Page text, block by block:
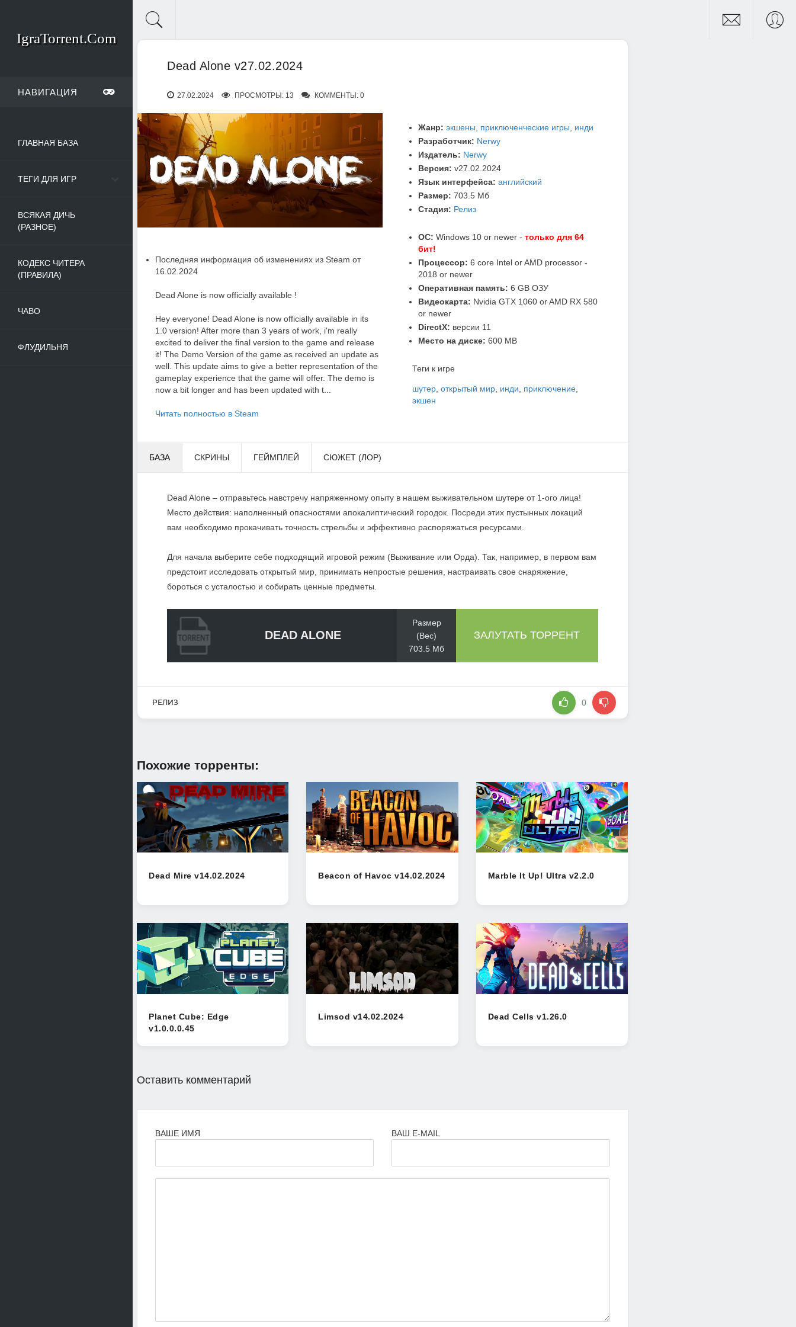
IgraTorrent.Com
НАВИГАЦИЯ
ГЛАВНАЯ БАЗА
ТЕГИ ДЛЯ ИГР
ВСЯКАЯ ДИЧЬ
(РАЗНОЕ)
КОДЕКС ЧИТЕРА
(ПРАВИЛА)
ЧАВО
ФЛУДИЛЬНЯ
Dead Alone v27.02.2024
27.02.2024 ПРОСМОТРЫ: 13 КОММЕНТЫ: 0
Последняя информация об изменениях из Steam от
16.02.2024
Dead Alone is now officially available !
Hey everyone! Dead Alone is now officially available in its
1.0 version! After more than 3 years of work, i'm really
excited to deliver the final version to the game and release
it! The Demo Version of the game as received an update as
well. This update aims to give a better representation of the
gameplay experience that the game will offer. The demo is
now a bit longer and has been updated with t...
Читать полностью в Steam
Жанр: экшены приключенческие игры
инди
Разработчик: Nerwy
Издатель: Nerwy
Версия: v27.02.2024
Язык интерфейса: английский
Размер: 703.5 Мб
Стадия: Релиз
ОС: Windows 10 or newer - только для 64
бит!
Процессор: 6 core Intel or AMD processor -
2018 or newer
Оперативная память: 6 GB ОЗУ
Видеокарта: Nvidia GTX 1060 or AMD RX 580
or newer
DirectX: версии 11
Место на диске: 600 MB
Теги к игре
шутер, открытый мир, инди приключение,
экшен
БАЗА СКРИНЫ ГЕЙМПЛЕЙ СЮЖЕТ (ЛОР)
Dead Alone – отправьтесь навстречу напряженному опыту в нашем выживательном шутере от 1-ого лица!
Место действия: наполненный опасностями апокалиптический городок. Посреди этих пустынных локаций
вам необходимо прокачивать точность стрельбы и эффективно распоряжаться ресурсами.
Для начала выберите себе подходящий игровой режим (Выживание или Орда). Так, например, в первом вам
предстоит исследовать открытый мир, принимать непростые решения, настраивать свое снаряжение,
бороться с усталостью и собирать ценные предметы.
DEAD ALONE
Размер
(Вес)
703.5 Мб
ЗАЛУТАТЬ ТОРРЕНТ
РЕЛИЗ 0
Похожие торренты:
Dead Mire v14.02.2024 Beacon of Havoc v14.02.2024 Marble It Up! Ultra v2.2.0
Planet Cube: Edge
v1.0.0.0.45
Limsod v14.02.2024 Dead Cells v1.26.0
Оставить комментарий
ВАШЕ ИМЯ ВАШ E-MAIL